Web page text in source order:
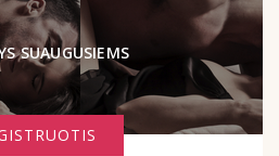
SUAUGUSIEMS